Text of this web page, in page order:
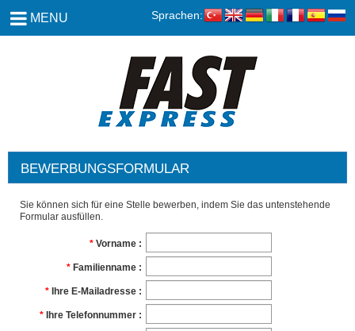
MENU Sprachen:
BEWERBUNGSFORMULAR
Sie können sich für eine Stelle bewerben, indem Sie das untenstehende
Formular ausfüllen.
Vorname
Familienname
Ihre E-Mailadresse
Ihre Telefonnummer